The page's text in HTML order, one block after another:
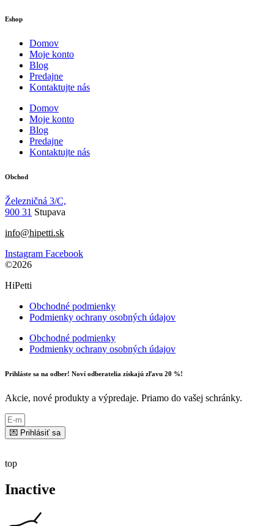
Eshop
Domov
Moje konto
Blog
Predajne
Kontaktujte nás
Domov
Moje konto
Blog
Predajne
Kontaktujte nás
Obchod
Železničná 3/C,
900 31 Stupava
info@hipetti.sk
Instagram Facebook
©2026
HiPetti
Obchodné podmienky
Podmienky ochrany osobných údajov
Obchodné podmienky
Podmienky ochrany osobných údajov
Prihláste sa na odber! Noví odberatelia získajú zľavu 20 %!
Akcie, nové produkty a výpredaje. Priamo do vašej schránky.
💌 Prihlásiť sa
top
Inactive